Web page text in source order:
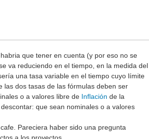
que tener en cuenta (y por eso no se
va reduciendo en el tiempo, en la medida del
una tasa variable en el tiempo cuyo límite
las dos tasas de las fórmulas deben ser
o a valores libre de Inflación de la
que sean nominales o a valores
Pareciera haber sido una pregunta